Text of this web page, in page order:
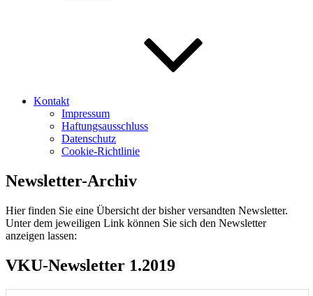
Kontakt
Impressum
Haftungsausschluss
Datenschutz
Cookie-Richtlinie
Newsletter-Archiv
Hier finden Sie eine Übersicht der bisher versandten Newsletter.
Unter dem jeweiligen Link können Sie sich den Newsletter
anzeigen lassen:
VKU-Newsletter 1.2019